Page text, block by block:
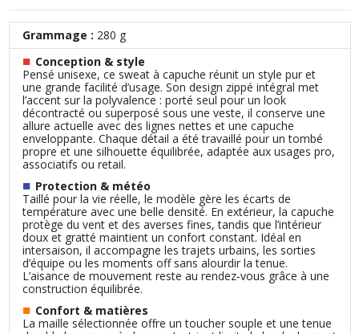
Grammage : 280 g
■ Conception & style
Pensé unisexe, ce sweat à capuche réunit un style pur et
une grande facilité d’usage. Son design zippé intégral met
l’accent sur la polyvalence : porté seul pour un look
décontracté ou superposé sous une veste, il conserve une
allure actuelle avec des lignes nettes et une capuche
enveloppante. Chaque détail a été travaillé pour un tombé
propre et une silhouette équilibrée, adaptée aux usages pro,
associatifs ou retail.
■ Protection & météo
Taillé pour la vie réelle, le modèle gère les écarts de
température avec une belle densité. En extérieur, la capuche
protège du vent et des averses fines, tandis que l’intérieur
doux et gratté maintient un confort constant. Idéal en
intersaison, il accompagne les trajets urbains, les sorties
d’équipe ou les moments off sans alourdir la tenue.
L’aisance de mouvement reste au rendez‑vous grâce à une
construction équilibrée.
■ Confort & matières
La maille sélectionnée offre un toucher souple et une tenue